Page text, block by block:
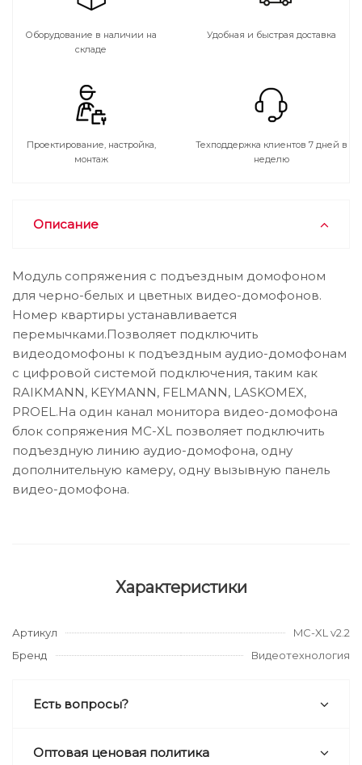
Оборудование в наличии на
складе
Удобная и быстрая доставка
Проектирование, настройка,
монтаж
Техподдержка клиентов 7 дней в
неделю
Описание
Модуль сопряжения с подъездным домофоном
для черно-белых и цветных видео-домофонов.
Номер квартиры устанавливается
перемычками.Позволяет подключить
видеодомофоны к подъездным аудио-домофонам
с цифровой системой подключения, таким как
RAIKMANN, KEYMANN, FELMANN, LASKOMEX,
PROEL.На один канал монитора видео-домофона
блок сопряжения MC-XL позволяет подключить
подъездную линию аудио-домофона, одну
дополнительную камеру, одну вызывную панель
видео-домофона.
Характеристики
Артикул
MC-XL v2.2
Бренд
Видеотехнология
Есть вопросы?
Оптовая ценовая политика